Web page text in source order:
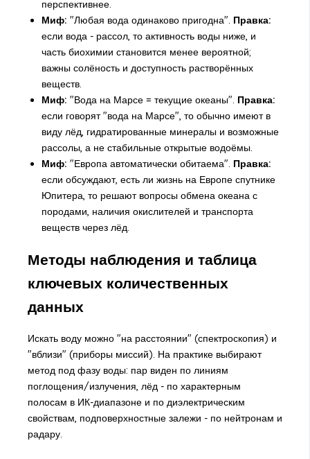
перспективнее.
Миф: "Любая вода одинаково пригодна". Правка:
если вода - рассол, то активность воды ниже, и
часть биохимии становится менее вероятной;
важны солёность и доступность растворённых
веществ.
Миф: "Вода на Марсе = текущие океаны". Правка:
если говорят "вода на Марсе", то обычно имеют в
виду лёд, гидратированные минералы и возможные
рассолы, а не стабильные открытые водоёмы.
Миф: "Европа автоматически обитаема". Правка:
если обсуждают, есть ли жизнь на Европе спутнике
Юпитера, то решают вопросы обмена океана с
породами, наличия окислителей и транспорта
веществ через лёд.
Методы наблюдения и таблица
ключевых количественных
данных
Искать воду можно "на расстоянии" (спектроскопия) и
"вблизи" (приборы миссий). На практике выбирают
метод под фазу воды: пар виден по линиям
поглощения/излучения, лёд - по характерным
полосам в ИК-диапазоне и по диэлектрическим
свойствам, подповерхностные залежи - по нейтронам и
радару.